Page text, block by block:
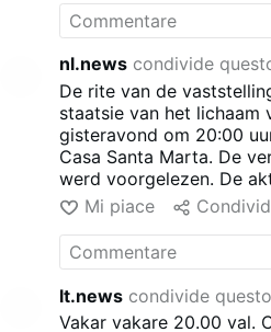
nl.news condivide
De rite van de
staatsie van het lichaam
gisteravond om 20:00
Casa Santa Marta. De
werd voorgelezen. De
kardinaal Kevin Farrell,
werden zegels
pauselijke appartement
het Apostolisch Paleis
verblijf in het
Franciscus zal
Mi piace
lt.news condivide questo
Vakar vakare 20.00 val.